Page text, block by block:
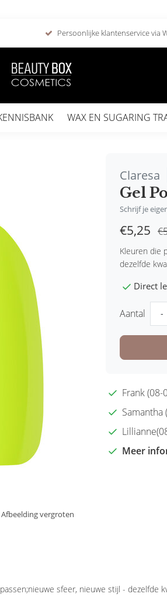
Persoonlijke klantenservice via
WAX EN SUGARING
Afbeelding vergroten
Claresa
Gel
Schrijf je
€5,25
Kleuren die
dezelfde
Direct
Aantal -
Frank
Meer
passen;nieuwe sfeer, nieuwe stijl - dezelfde